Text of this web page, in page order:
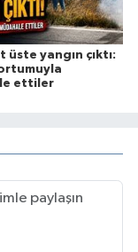
üste yangın çıktı:
ettiler